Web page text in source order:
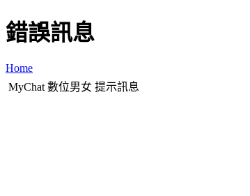
錯誤訊息
Home
MyChat 數位男女 提示訊息